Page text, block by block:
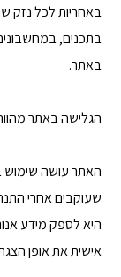
באחריות לכל נזק
בתכנים,
באתר.
הגלישה באתר
האתר עושה שימוש
שעוקבים אחרי
היא לספק מידע
אישית את אופן